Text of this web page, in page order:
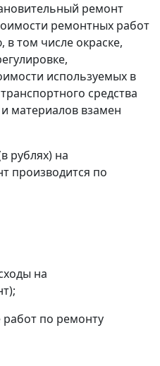
ремонт
ремонтных работ
в том числе окраске,
используемых в
средства
и материалов взамен
рублях) на
производится по
на
по ремонту